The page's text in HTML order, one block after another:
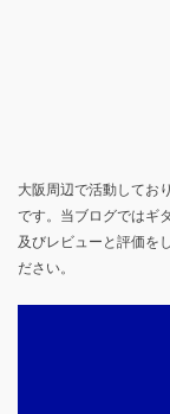
大阪周辺で活動してお
です。当ブログではギ
及びレビューと評価を
ださい。